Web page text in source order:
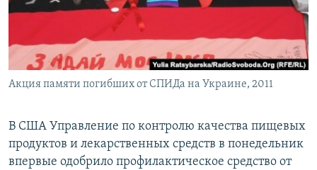
Акция памяти погибших от СПИДа на Украине, 2011
В США Управление по контролю качества пищевых
продуктов и лекарственных средств в понедельник
впервые одобрило профилактическое средство от